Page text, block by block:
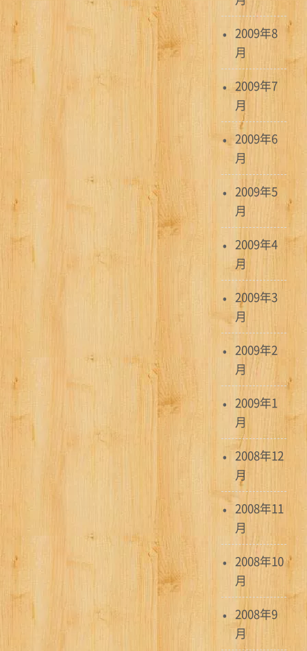
2009年8
月
2009年7
月
2009年6
月
2009年5
月
2009年4
月
2009年3
月
2009年2
月
2009年1
月
2008年12
月
2008年11
月
2008年10
月
2008年9
月